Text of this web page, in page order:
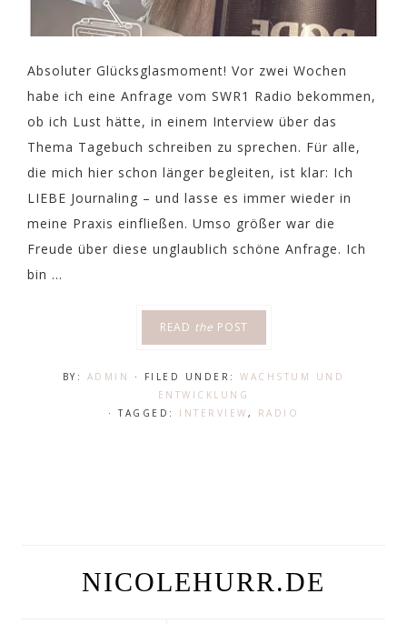
Absoluter Glücksglasmoment! Vor zwei Wochen
habe ich eine Anfrage vom SWR1 Radio bekommen,
ob ich Lust hätte, in einem Interview über das
Thema Tagebuch schreiben zu sprechen. Für alle,
die mich hier schon länger begleiten, ist klar: Ich
LIEBE Journaling – und lasse es immer wieder in
meine Praxis einfließen. Umso größer war die
Freude über diese unglaublich schöne Anfrage. Ich
bin ...
READ the POST
BY: ADMIN · FILED UNDER:WACHSTUM UND
ENTWICKLUNG
· TAGGED: INTERVIEW , RADIO
NICOLEHURR.DE